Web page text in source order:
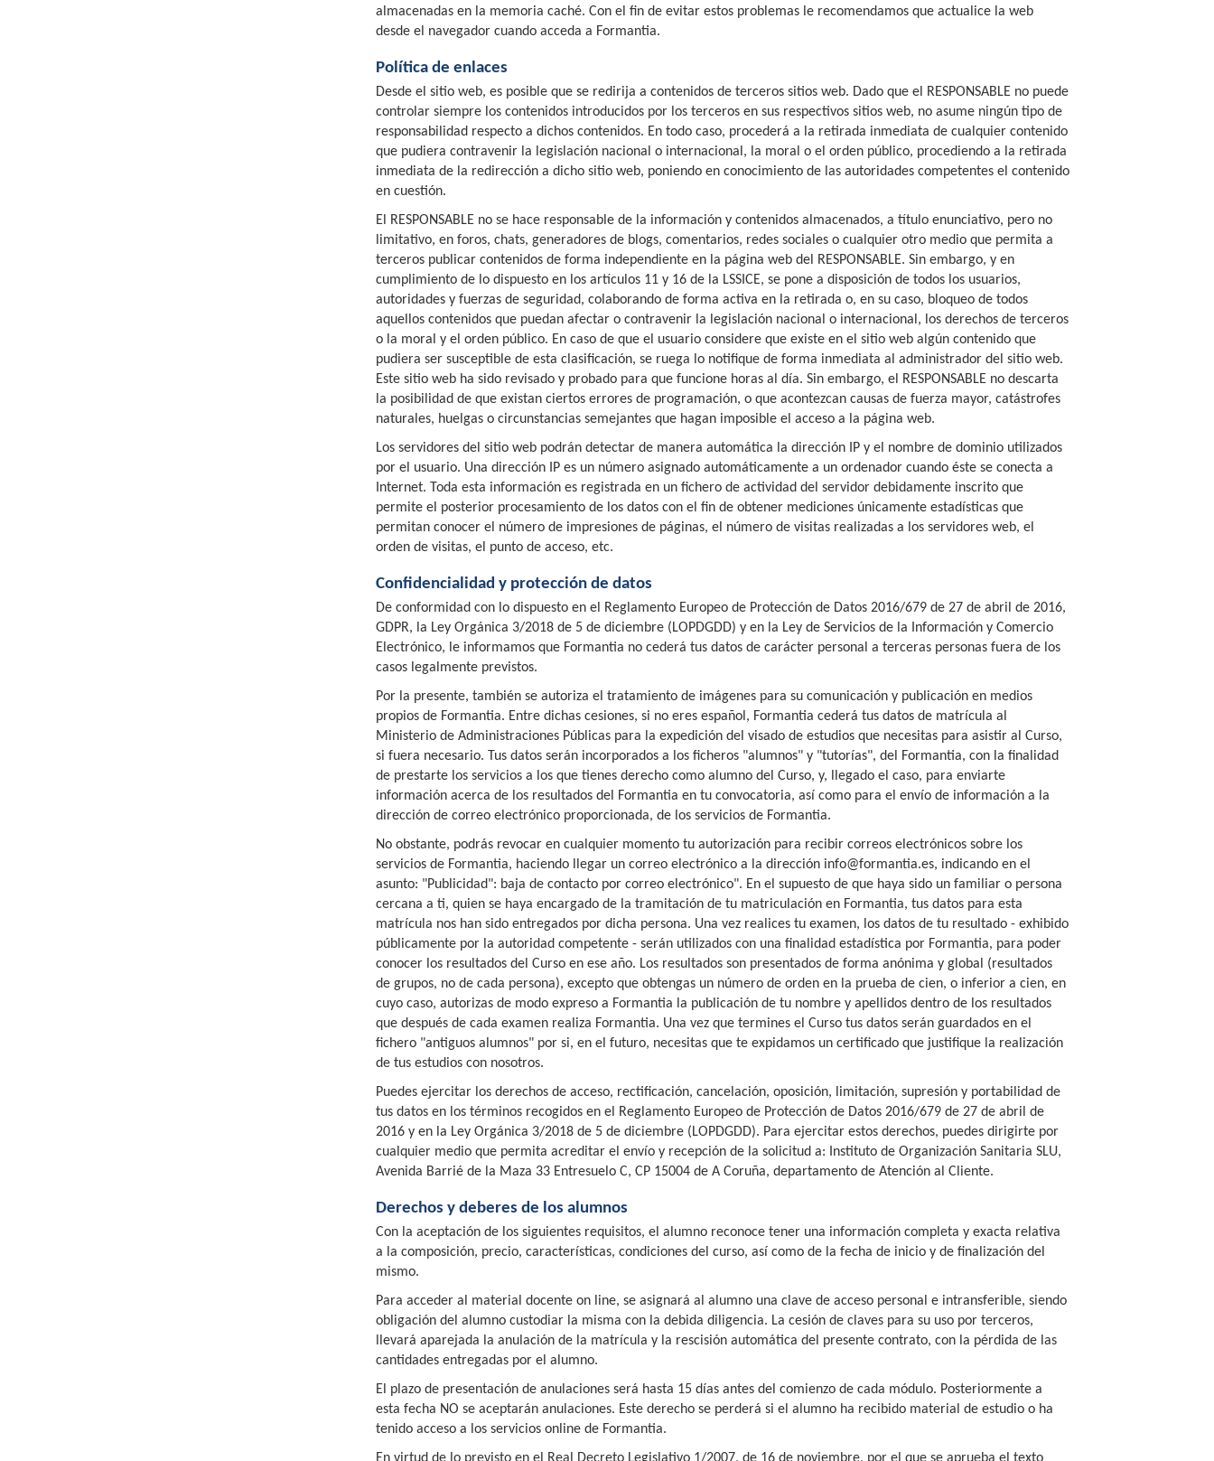
almacenadas en la memoria caché. Con el fin de evitar estos problemas le recomendamos que actualice la web
desde el navegador cuando acceda a Formantia.
Política de enlaces
Desde el sitio web, es posible que se redirija a contenidos de terceros sitios web. Dado que el RESPONSABLE no puede
controlar siempre los contenidos introducidos por los terceros en sus respectivos sitios web, no asume ningún tipo de
responsabilidad respecto a dichos contenidos. En todo caso, procederá a la retirada inmediata de cualquier contenido
que pudiera contravenir la legislación nacional o internacional, la moral o el orden público, procediendo a la retirada
inmediata de la redirección a dicho sitio web, poniendo en conocimiento de las autoridades competentes el contenido
en cuestión.
El RESPONSABLE no se hace responsable de la información y contenidos almacenados, a título enunciativo, pero no
limitativo, en foros, chats, generadores de blogs, comentarios, redes sociales o cualquier otro medio que permita a
terceros publicar contenidos de forma independiente en la página web del RESPONSABLE. Sin embargo, y en
cumplimiento de lo dispuesto en los artículos 11 y 16 de la LSSICE, se pone a disposición de todos los usuarios,
autoridades y fuerzas de seguridad, colaborando de forma activa en la retirada o, en su caso, bloqueo de todos
aquellos contenidos que puedan afectar o contravenir la legislación nacional o internacional, los derechos de terceros
o la moral y el orden público. En caso de que el usuario considere que existe en el sitio web algún contenido que
pudiera ser susceptible de esta clasificación, se ruega lo notifique de forma inmediata al administrador del sitio web.
Este sitio web ha sido revisado y probado para que funcione horas al día. Sin embargo, el RESPONSABLE no descarta
la posibilidad de que existan ciertos errores de programación, o que acontezcan causas de fuerza mayor, catástrofes
naturales, huelgas o circunstancias semejantes que hagan imposible el acceso a la página web.
Los servidores del sitio web podrán detectar de manera automática la dirección IP y el nombre de dominio utilizados
por el usuario. Una dirección IP es un número asignado automáticamente a un ordenador cuando éste se conecta a
Internet. Toda esta información es registrada en un fichero de actividad del servidor debidamente inscrito que
permite el posterior procesamiento de los datos con el fin de obtener mediciones únicamente estadísticas que
permitan conocer el número de impresiones de páginas, el número de visitas realizadas a los servidores web, el
orden de visitas, el punto de acceso, etc.
Confidencialidad y protección de datos
De conformidad con lo dispuesto en el Reglamento Europeo de Protección de Datos 2016/679 de 27 de abril de 2016,
GDPR, la Ley Orgánica 3/2018 de 5 de diciembre (LOPDGDD) y en la Ley de Servicios de la Información y Comercio
Electrónico, le informamos que Formantia no cederá tus datos de carácter personal a terceras personas fuera de los
casos legalmente previstos.
Por la presente, también se autoriza el tratamiento de imágenes para su comunicación y publicación en medios
propios de Formantia. Entre dichas cesiones, si no eres español, Formantia cederá tus datos de matrícula al
Ministerio de Administraciones Públicas para la expedición del visado de estudios que necesitas para asistir al Curso,
si fuera necesario. Tus datos serán incorporados a los ficheros "alumnos" y "tutorías", del Formantia, con la finalidad
de prestarte los servicios a los que tienes derecho como alumno del Curso, y, llegado el caso, para enviarte
información acerca de los resultados del Formantia en tu convocatoria, así como para el envío de información a la
dirección de correo electrónico proporcionada, de los servicios de Formantia.
No obstante, podrás revocar en cualquier momento tu autorización para recibir correos electrónicos sobre los
servicios de Formantia, haciendo llegar un correo electrónico a la dirección info@formantia.es, indicando en el
asunto: "Publicidad": baja de contacto por correo electrónico". En el supuesto de que haya sido un familiar o persona
cercana a ti, quien se haya encargado de la tramitación de tu matriculación en Formantia, tus datos para esta
matrícula nos han sido entregados por dicha persona. Una vez realices tu examen, los datos de tu resultado - exhibido
públicamente por la autoridad competente - serán utilizados con una finalidad estadística por Formantia, para poder
conocer los resultados del Curso en ese año. Los resultados son presentados de forma anónima y global (resultados
de grupos, no de cada persona), excepto que obtengas un número de orden en la prueba de cien, o inferior a cien, en
cuyo caso, autorizas de modo expreso a Formantia la publicación de tu nombre y apellidos dentro de los resultados
que después de cada examen realiza Formantia. Una vez que termines el Curso tus datos serán guardados en el
fichero "antiguos alumnos" por si, en el futuro, necesitas que te expidamos un certificado que justifique la realización
de tus estudios con nosotros.
Puedes ejercitar los derechos de acceso, rectificación, cancelación, oposición, limitación, supresión y portabilidad de
tus datos en los términos recogidos en el Reglamento Europeo de Protección de Datos 2016/679 de 27 de abril de
2016 y en la Ley Orgánica 3/2018 de 5 de diciembre (LOPDGDD). Para ejercitar estos derechos, puedes dirigirte por
cualquier medio que permita acreditar el envío y recepción de la solicitud a: Instituto de Organización Sanitaria SLU,
Avenida Barrié de la Maza 33 Entresuelo C, CP 15004 de A Coruña, departamento de Atención al Cliente.
Derechos y deberes de los alumnos
Con la aceptación de los siguientes requisitos, el alumno reconoce tener una información completa y exacta relativa
a la composición, precio, características, condiciones del curso, así como de la fecha de inicio y de finalización del
mismo.
Para acceder al material docente on line, se asignará al alumno una clave de acceso personal e intransferible, siendo
obligación del alumno custodiar la misma con la debida diligencia. La cesión de claves para su uso por terceros,
llevará aparejada la anulación de la matrícula y la rescisión automática del presente contrato, con la pérdida de las
cantidades entregadas por el alumno.
El plazo de presentación de anulaciones será hasta 15 días antes del comienzo de cada módulo. Posteriormente a
esta fecha NO se aceptarán anulaciones. Este derecho se perderá si el alumno ha recibido material de estudio o ha
tenido acceso a los servicios online de Formantia.